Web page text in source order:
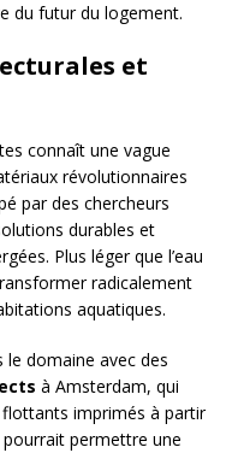
du futur du logement.
et
connaît une vague
révolutionnaires
par des chercheurs
durables et
Plus léger que l’eau
radicalement
aquatiques.
le domaine avec des
à Amsterdam, qui
imprimés à partir
permettre une